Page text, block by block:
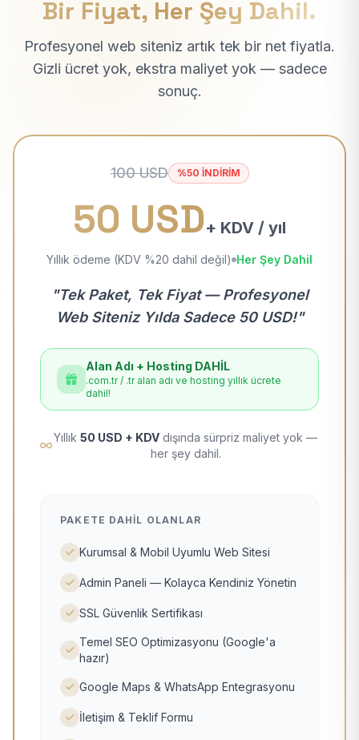
Bir Fiyat, Her Şey Dahil.
Profesyonel web siteniz artık tek bir net fiyatla.
Gizli ücret yok, ekstra maliyet yok — sadece
sonuç.
100 USD %50 İNDİRİM
50 USD+ KDV / yıl
Yıllık ödeme (KDV %20 dahil değil) Her Şey Dahil
"Tek Paket, Tek Fiyat — Profesyonel
Web Siteniz Yılda Sadece 50 USD!"
Alan Adı + Hosting DAHİL
.com.tr / .tr alan adı ve hosting yıllık ücrete
dahil!
Yıllık 50 USD + KDV dışında sürpriz maliyet yok —
her şey dahil.
PAKETE DAHIL OLANLAR
Kurumsal & Mobil Uyumlu Web Sitesi
Admin Paneli — Kolayca Kendiniz Yönetin
SSL Güvenlik Sertifikası
Temel SEO Optimizasyonu (Google'a
hazır)
Google Maps & WhatsApp Entegrasyonu
İletişim & Teklif Formu